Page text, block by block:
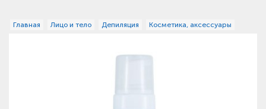
Главная Лицо и тело Депиляция Косметика, аксессуары